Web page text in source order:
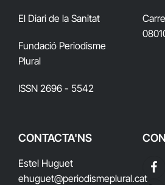
El Diari de la Sanitat
Fundació Periodisme
Plural
ISSN 2696 - 5542
CONTACTA'NS
Estel Huguet
ehuguet@periodismeplural.cat